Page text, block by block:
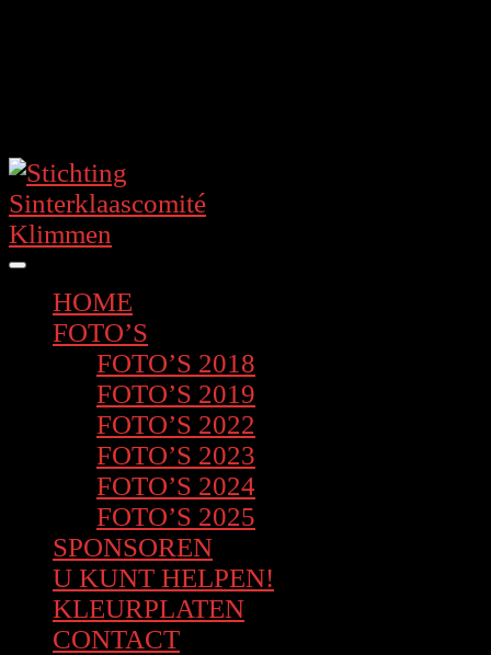
to
content
Open
HOME
FOTO’S
FOTO’S 2018
FOTO’S 2019
FOTO’S 2022
FOTO’S 2023
FOTO’S 2024
FOTO’S 2025
SPONSOREN
U KUNT HELPEN!
KLEURPLATEN
CONTACT